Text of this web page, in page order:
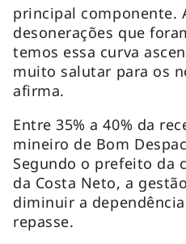
principal componente.
desonerações que
temos essa curva
muito salutar para os
afirma.
Entre 35% a 40% da
mineiro de Bom
Segundo o prefeito da
da Costa Neto, a
diminuir a
repasse.